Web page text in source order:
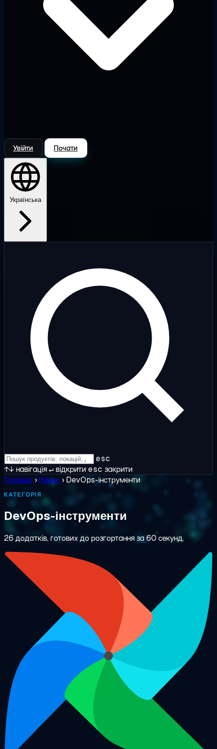
Увійти Почати
Українська
esc
↑↓ навігація↵відкрити esc закрити
Головна ›Ринок › DevOps-інструменти
КАТЕГОРІЯ
DevOps-інструменти
26 додатків, готових до розгортання за 60 секунд.